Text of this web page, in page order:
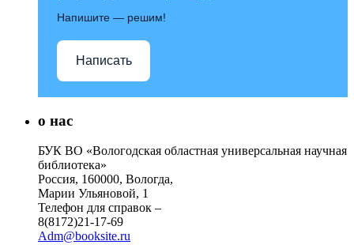
Напишите — решим!
Написать
о нас
БУК ВО «Вологодская областная универсальная научная
библиотека»
Россия, 160000, Вологда,
Марии Ульяновой, 1
Телефон для справок –
8(8172)21-17-69
Adm@booksite.ru